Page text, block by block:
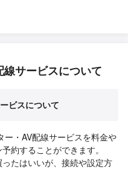
サービスについて
ビスについて
・AV配線サービスを料金や
約することができます。
ったはいいが、接続や設定方